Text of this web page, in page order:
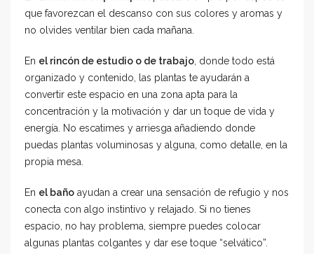
que favorezcan el descanso con sus colores y aromas y
no olvides ventilar bien cada mañana.
En el rincón de estudio o de trabajo , donde todo está
organizado y contenido, las plantas te ayudarán a
convertir este espacio en una zona apta para la
concentración y la motivación y dar un toque de vida y
energía. No escatimes y arriesga añadiendo donde
puedas plantas voluminosas y alguna, como detalle, en la
propia mesa.
En el baño ayudan a crear una sensación de refugio y nos
conecta con algo instintivo y relajado. Si no tienes
espacio, no hay problema, siempre puedes colocar
algunas plantas colgantes y dar ese toque “selvático”.